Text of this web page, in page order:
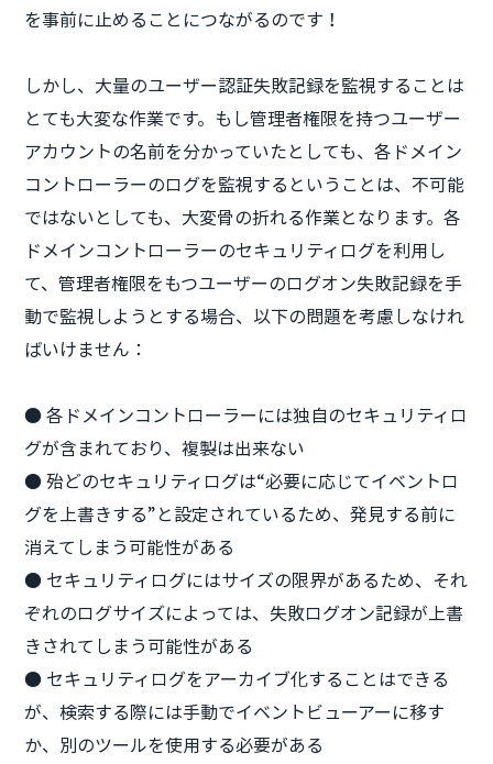
を事前に止めることにつながるのです！
しかし、大量のユーザー認証失敗記録を監視することは
とても大変な作業です。もし管理者権限を持つユーザー
アカウントの名前を分かっていたとしても、各ドメイン
コントローラーのログを監視するということは、不可能
ではないとしても、大変骨の折れる作業となります。各
ドメインコントローラーのセキュリティログを利用し
て、管理者権限をもつユーザーのログオン失敗記録を手
動で監視しようとする場合、以下の問題を考慮しなけれ
ばいけません：
● 各ドメインコントローラーには独自のセキュリティロ
グが含まれており、複製は出来ない
● 殆どのセキュリティログは“必要に応じてイベントロ
グを上書きする”と設定されているため、発見する前に
消えてしまう可能性がある
● セキュリティログにはサイズの限界があるため、それ
ぞれのログサイズによっては、失敗ログオン記録が上書
きされてしまう可能性がある
● セキュリティログをアーカイブ化することはできる
が、検索する際には手動でイベントビューアーに移す
か、別のツールを使用する必要がある